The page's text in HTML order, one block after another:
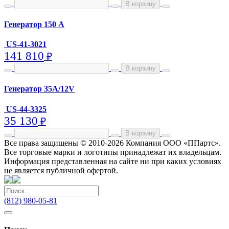
В корзину
Генератор 150 А
US-41-3021
141 810 ₽
В корзину
Генератор 35A/12V
US-44-3325
35 130 ₽
В корзину
Все права защищены © 2010-2026 Компания ООО «ППартс».
Все торговые марки и логотипы принадлежат их владельцам.
Информация представленная на сайте ни при каких условиях
не является публичной офертой.
(812) 980-05-81